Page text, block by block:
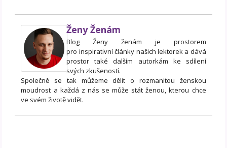
Ženy Ženám
Blog Ženy ženám je prostorem
pro inspirativní články našich lektorek a dává
prostor také dalším autorkám ke sdílení
svých zkušeností.
Společně se tak můžeme dělit o rozmanitou ženskou
moudrost a každá z nás se může stát ženou, kterou chce
ve svém životě vidět.